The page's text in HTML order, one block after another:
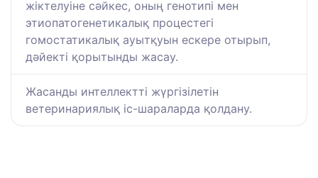
жіктелуіне сәйкес, оның генотипі мен
этиопатогенетикалық процестегі
гомостатикалық ауытқуын ескере отырып,
дәйекті қорытынды жасау.
Жасанды интеллектті жүргізілетін
ветеринариялық іс-шараларда қолдану.